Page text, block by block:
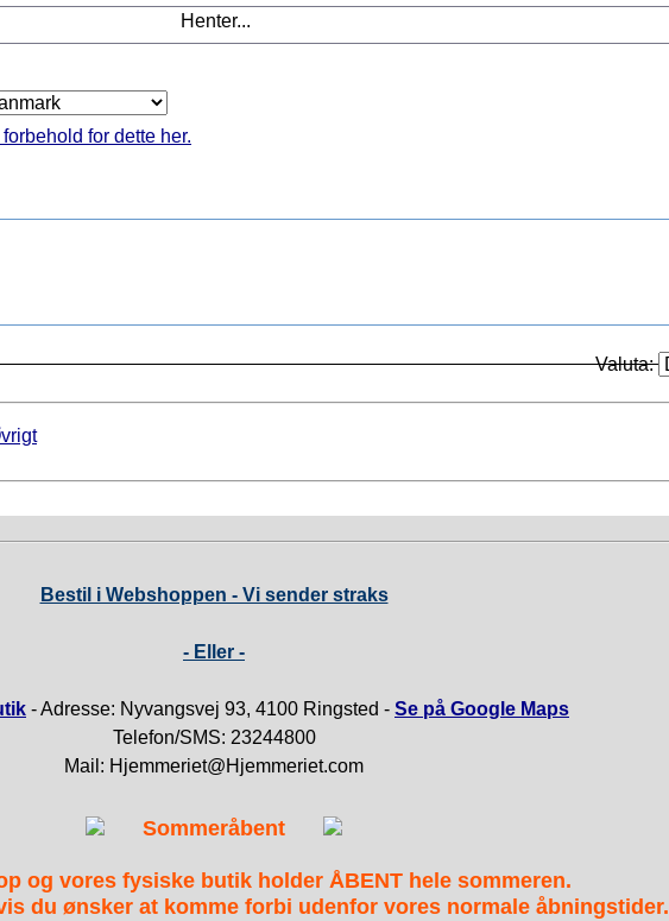
Henter...
for dette her.
Valuta:
Bestil i Webshoppen - Vi sender straks
- Eller -
- Adresse: Nyvangsvej 93, 4100 Ringsted - Se på Google Maps
Telefon/SMS: 23244800
Mail: Hjemmeriet@Hjemmeriet.com
Sommeråbent
og vores fysiske butik holder ÅBENT hele sommeren.
du ønsker at komme forbi udenfor vores normale åbningstider.